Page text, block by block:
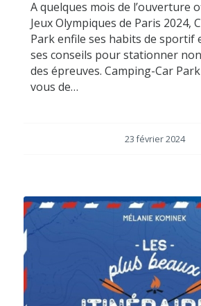
A quelques mois de l’ouverture
Jeux Olympiques de Paris 2024,
Park enfile ses habits de sportif
ses conseils pour stationner
des épreuves. Camping-Car
vous de…
23 février 2024